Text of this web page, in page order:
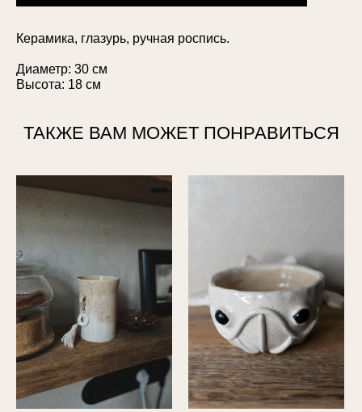
Керамика, глазурь, ручная роспись.
Диаметр: 30 см
Высота: 18 см
ТАКЖЕ ВАМ МОЖЕТ ПОНРАВИТЬСЯ